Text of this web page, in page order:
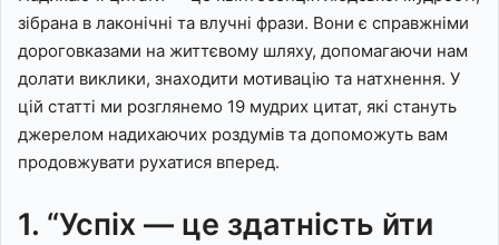
зібрана в лаконічні та влучні фрази. Вони є справжніми
дороговказами на життєвому шляху, допомагаючи нам
долати виклики, знаходити мотивацію та натхнення. У
цій статті ми розглянемо 19 мудрих цитат, які стануть
джерелом надихаючих роздумів та допоможуть вам
продовжувати рухатися вперед.
1. “Успіх — це здатність йти